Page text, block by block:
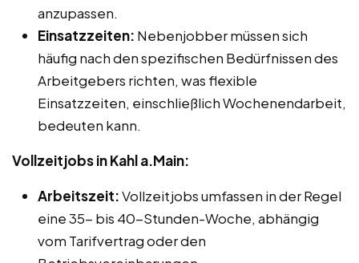
anzupassen.
Einsatzzeiten: Nebenjobber müssen sich
häufig nach den spezifischen Bedürfnissen des
Arbeitgebers richten, was flexible
Einsatzzeiten, einschließlich Wochenendarbeit,
bedeuten kann.
Vollzeitjobs in Kahl a.Main:
Arbeitszeit:Vollzeitjobs umfassen in der Regel
eine 35- bis 40-Stunden-Woche, abhängig
vom Tarifvertrag oder den